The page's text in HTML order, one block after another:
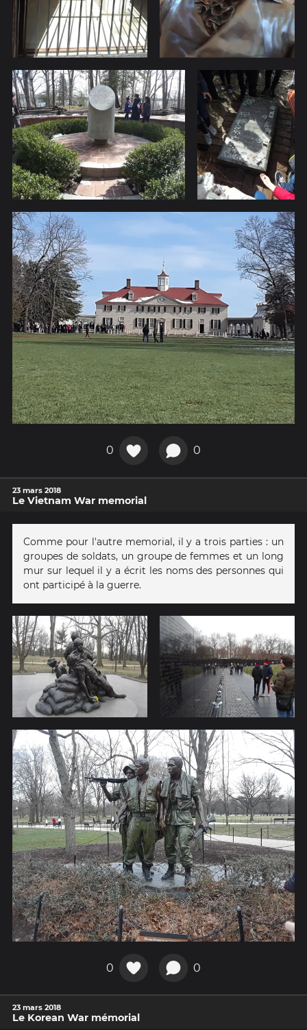
0 0
23 mars 2018
Le Vietnam War memorial
Comme pour l'autre memorial, il y a trois parties : un
groupes de soldats, un groupe de femmes et un long
mur sur lequel il y a écrit les noms des personnes qui
ont participé à la guerre.
0 0
23 mars 2018
Le Korean War mémorial